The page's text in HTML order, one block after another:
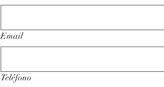
Email
Teléfono